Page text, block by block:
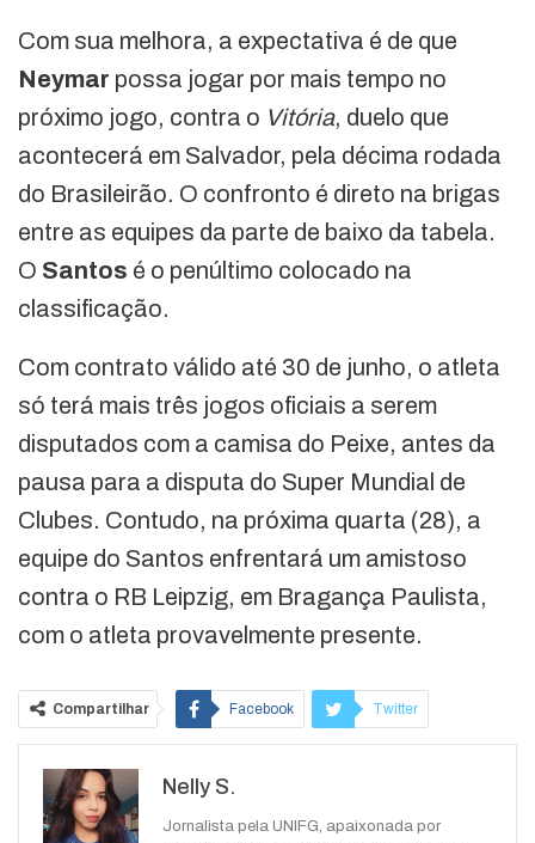
Com sua melhora, a expectativa é de que
Neymar possa jogar por mais tempo no
próximo jogo, contra o Vitória, duelo que
acontecerá em Salvador, pela décima rodada
do Brasileirão. O confronto é direto na brigas
entre as equipes da parte de baixo da tabela.
O Santos é o penúltimo colocado na
classificação.
Com contrato válido até 30 de junho, o atleta
só terá mais três jogos oficiais a serem
disputados com a camisa do Peixe, antes da
pausa para a disputa do Super Mundial de
Clubes. Contudo, na próxima quarta (28), a
equipe do Santos enfrentará um amistoso
contra o RB Leipzig, em Bragança Paulista,
com o atleta provavelmente presente.
Compartilhar Facebook Twitter
WhatsApp
Nelly S.
Jornalista pela UNIFG, apaixonada por